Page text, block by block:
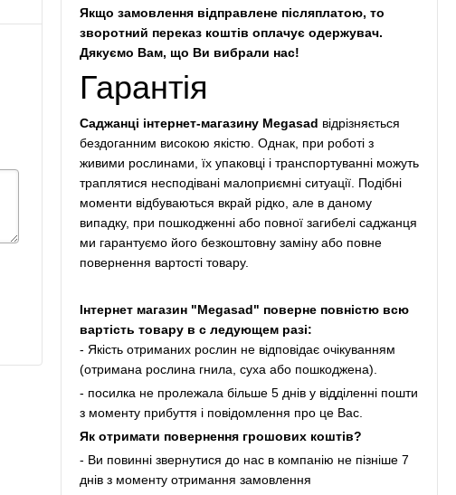
Якщо замовлення відправлене післяплатою, то
зворотний переказ коштів оплачує одержувач.
Дякуємо Вам, що Ви вибрали нас!
Гарантія
Саджанці інтернет-магазину Megasad відрізняється
бездоганним високою якістю. Однак, при роботі з
живими рослинами, їх упаковці і транспортуванні можуть
траплятися несподівані малоприємні ситуації. Подібні
моменти відбуваються вкрай рідко, але в даному
випадку, при пошкодженні або повної загибелі саджанця
ми гарантуємо його безкоштовну заміну або повне
повернення вартості товару.
Інтернет магазин "Megasad" поверне повністю всю
вартість товару в с ледующем разі:
- Якість отриманих рослин не відповідає очікуванням
(отримана рослина гнила, суха або пошкоджена).
- посилка не пролежала більше 5 днів у відділенні пошти
з моменту прибуття і повідомлення про це Вас.
Як отримати повернення грошових коштів?
- Ви повинні звернутися до нас в компанію не пізніше 7
днів з моменту отримання замовлення